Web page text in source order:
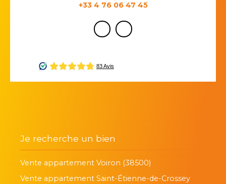
+33 4 76 06 47 45
Je recherche un bien
Vente appartement Voiron (38500)
Vente appartement Saint-Étienne-de-Crossey